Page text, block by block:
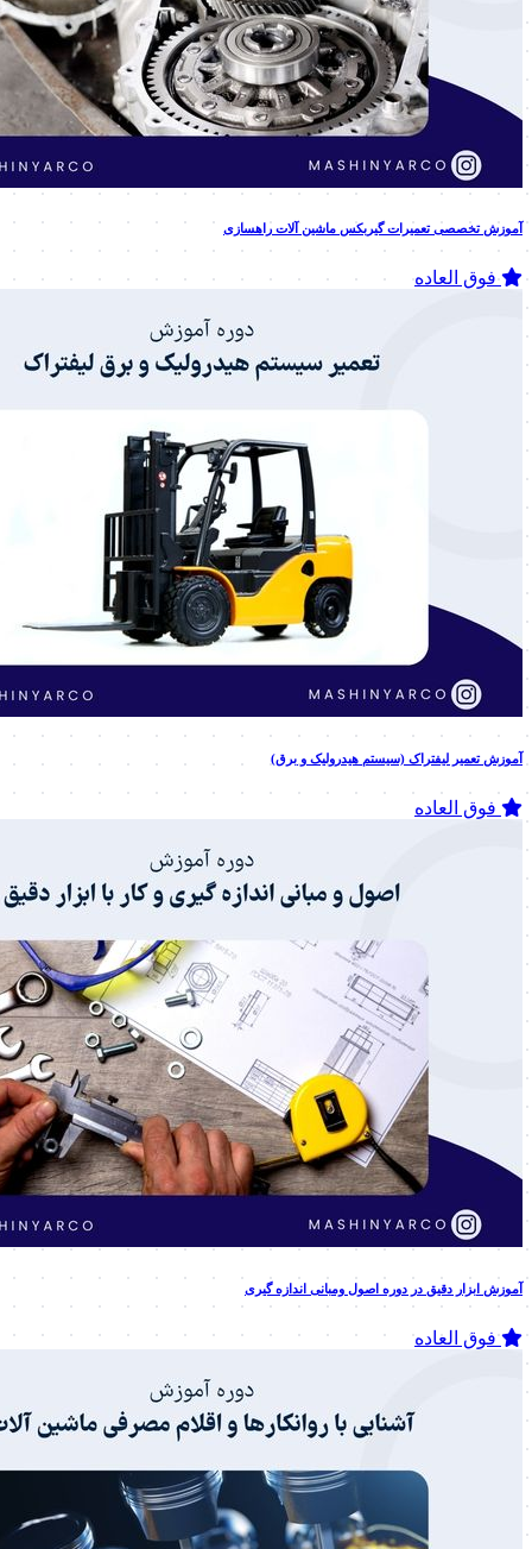
آموزش تخصصی تعمیرات گیربکس ماشین آلات راهسازی
فوق العاده
آموزش تعمیر لیفتراک (سیستم هیدرولیک و برق)
فوق العاده
آموزش ابزار دقیق در دوره اصول ومبانی اندازه گیری
فوق العاده